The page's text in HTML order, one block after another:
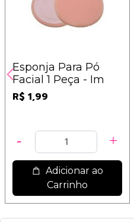
Esponja Para Pó
Facial 1 Peça - Im
R$ 1,99
Adicionar ao
Carrinho